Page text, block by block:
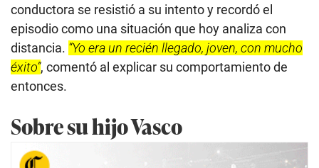
conductora se resistió a su intento y recordó el
episodio como una situación que hoy analiza con
distancia. “Yo era un recién llegado, joven, con mucho
éxito”, comentó al explicar su comportamiento de
entonces.
Sobre su hijo Vasco